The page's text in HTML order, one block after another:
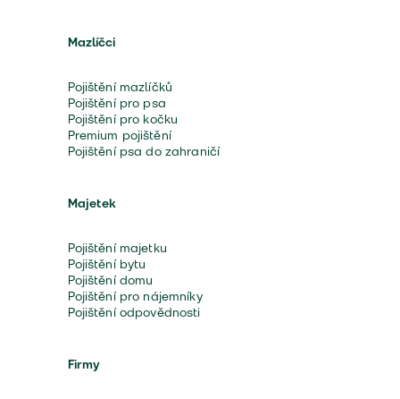
Mazlíčci
Pojištění mazlíčků
Pojištění pro psa
Pojištění pro kočku
Premium pojištění
Pojištění psa do zahraničí
Majetek
Pojištění majetku
Pojištění bytu
Pojištění domu
Pojištění pro nájemníky
Pojištění odpovědnosti
Firmy